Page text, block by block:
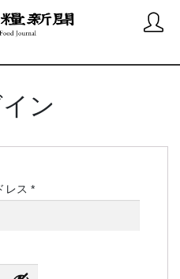
ン
レス*必